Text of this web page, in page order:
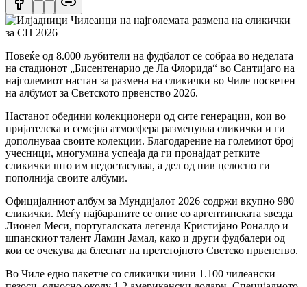
Повеќе од 8.000 љубители на фудбалот се собраа во неделата
на стадионот „Бисентенарио де Ла Флорида“ во Сантијаго на
најголемиот настан за размена на сликички во Чиле посветен
на албумот за Светското првенство 2026.
Настанот обедини колекционери од сите генерации, кои во
пријателска и семејна атмосфера разменуваа сликички и ги
дополнуваа своите колекции. Благодарение на големиот број
учесници, многумина успеаја да ги пронајдат ретките
сликички што им недостасуваа, а дел од нив целосно ги
пополнија своите албуми.
Официјалниот албум за Мундијалот 2026 содржи вкупно 980
сликички. Меѓу најбараните се оние со аргентинската ѕвезда
Лионел Меси, португалската легенда Кристијано Роналдо и
шпанскиот талент Ламин Јамал, како и други фудбалери од
кои се очекува да блеснат на претстојното Светско првенство.
Во Чиле едно пакетче со сликички чини 1.100 чилеански